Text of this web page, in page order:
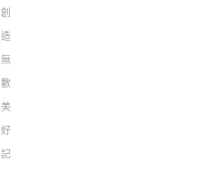
創
造
無
數
美
好
記